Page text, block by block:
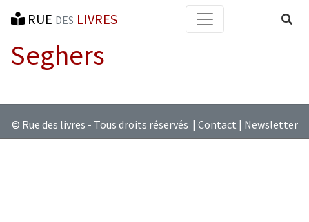
RUE DES LIVRES
Seghers
© Rue des livres - Tous droits réservés | Contact | Newsletter